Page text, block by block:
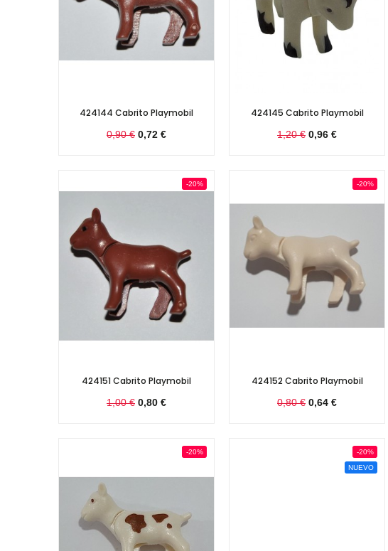
424144 Cabrito Playmobil
0,90 € 0,72 €
424145 Cabrito Playmobil
1,20 € 0,96 €
-20%
424151 Cabrito Playmobil
1,00 € 0,80 €
-20%
424152 Cabrito Playmobil
0,80 € 0,64 €
-20%
-20%
NUEVO